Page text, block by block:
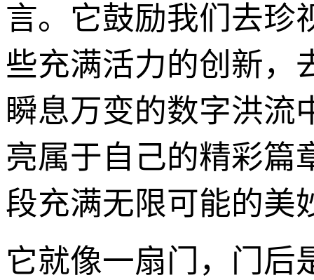
言。它鼓励我们去珍
些充满活力的创新，
瞬息万变的数字洪流
亮属于自己的精彩篇
段充满无限可能的美
它就像一扇门，门后